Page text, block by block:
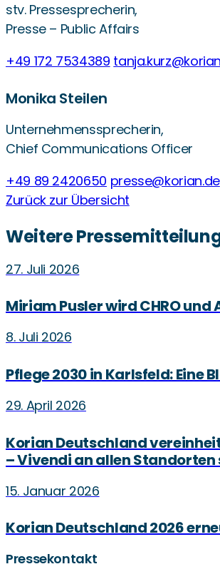
stv. Pressesprecherin,
Presse – Public Affairs
+49 172 7534389
Monika Steilen
Unternehmenssprecherin,
Chief Communications Officer
+49 89 2420650 presse@korian.de
Zurück zur Übersicht
Weitere
27. Juli 2026
Miriam Pusler wird CHRO
8. Juli 2026
Pflege 2030 in Karlsfeld: Eine
29. April 2026
Korian Deutschland
– Vivendi an allen
15. Januar 2026
Korian Deutschland 2026
Pressekontakt